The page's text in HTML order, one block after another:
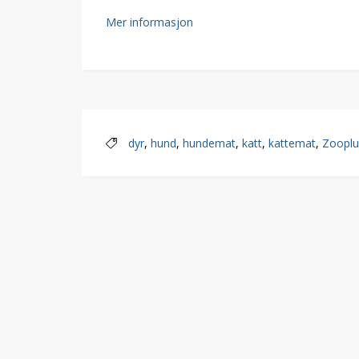
Mer informasjon
dyr, hund, hundemat, katt, kattemat,